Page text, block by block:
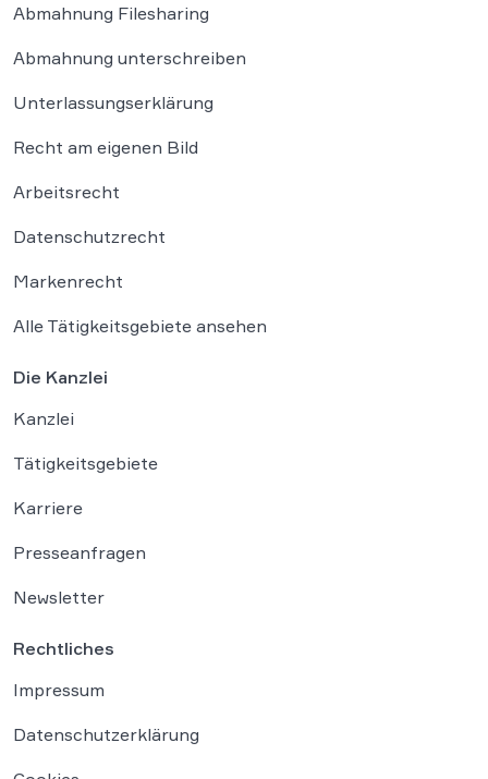
Abmahnung Filesharing
Abmahnung unterschreiben
Unterlassungserklärung
Recht am eigenen Bild
Arbeitsrecht
Datenschutzrecht
Markenrecht
Alle Tätigkeitsgebiete ansehen
Die Kanzlei
Kanzlei
Tätigkeitsgebiete
Karriere
Presseanfragen
Newsletter
Rechtliches
Impressum
Datenschutzerklärung